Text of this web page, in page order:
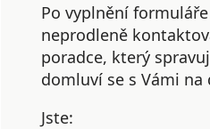
Po vyplnění
neprodleně
poradce, který
domluví se s Vámi
Jste: